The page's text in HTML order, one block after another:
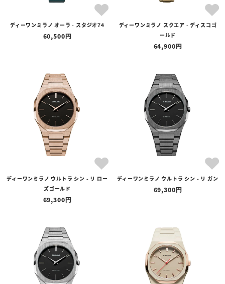
ディーワンミラノ オーラ - スタジオ74
60,500
ディーワンミラノ スクエア - ディスコゴ
ールド
64,900
ディーワンミラノ ウルトラ シン - リ ロー
ズゴールド
69,300
ディーワンミラノ ウルトラ シン - リ ガン
69,300